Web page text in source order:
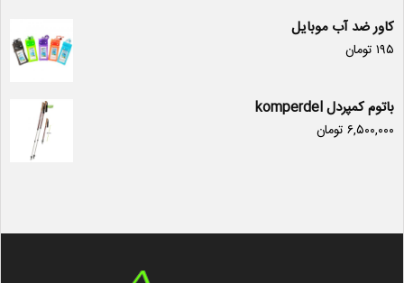
کاور ضد آب موبایل
۱۹۵ تومان
باتوم کمپردل komperdel
۶,۵۰۰,۰۰۰ تومان